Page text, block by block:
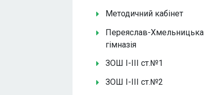
Методичний кабінет
Переяслав-Хмельницька
гімназія
ЗОШ І-ІІІ ст.№1
ЗОШ І-ІІІ ст.№2